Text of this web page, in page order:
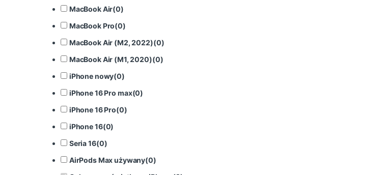
MacBook Air(0)
MacBook Pro(0)
MacBook Air (M2, 2022)(0)
MacBook Air (M1, 2020)(0)
iPhone nowy(0)
iPhone 16 Pro max(0)
iPhone 16 Pro(0)
iPhone 16(0)
Seria 16(0)
AirPods Max używany(0)